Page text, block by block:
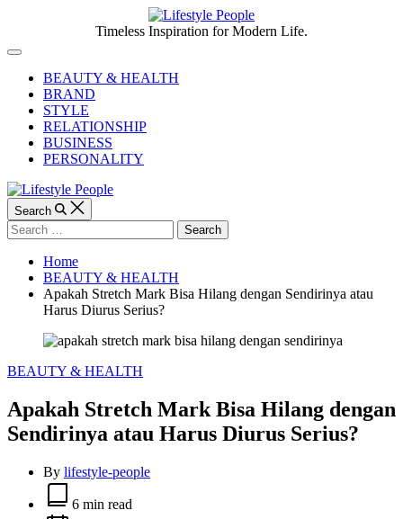
content
People
Timeless Inspiration for Modern Life.
Off
CanvasBEAUTY & HEALTH
BRAND
STYLE
RELATIONSHIP
BUSINESS
PERSONALITY
Search
Search
for:
Home
BEAUTY & HEALTH
Apakah Stretch Mark Bisa Hilang dengan Sendirinya atau
Harus Diurus Serius?
Categories
BEAUTY & HEALTH
Apakah Stretch Mark Bisa Hilang dengan
Sendirinya atau Harus Diurus Serius?
By lifestyle-people
Estimated
read 6 min read